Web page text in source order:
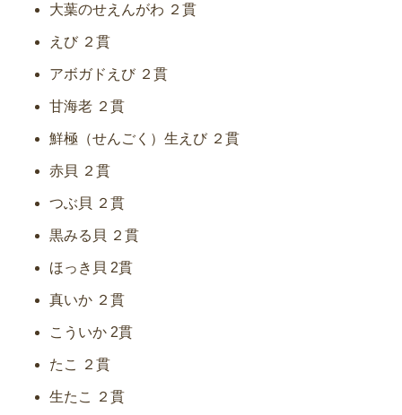
大葉のせえんがわ ２貫
えび ２貫
アボガドえび ２貫
甘海老 ２貫
鮮極（せんごく）生えび ２貫
赤貝 ２貫
つぶ貝 ２貫
黒みる貝 ２貫
ほっき貝 2貫
真いか ２貫
こういか 2貫
たこ ２貫
生たこ ２貫